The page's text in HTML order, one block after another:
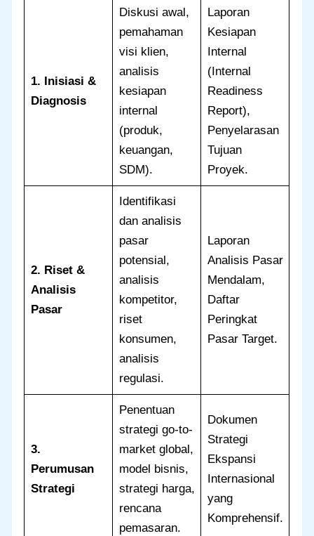
1. Inisiasi &
Diagnosis
Diskusi awal,
pemahaman
visi klien,
analisis
kesiapan
internal
(produk,
keuangan,
SDM).
Laporan
Kesiapan
Internal
(Internal
Readiness
Report),
Penyelarasan
Tujuan
Proyek.
2. Riset &
Analisis
Pasar
Identifikasi
dan analisis
pasar
potensial,
analisis
kompetitor,
riset
konsumen,
analisis
regulasi.
Laporan
Analisis Pasar
Mendalam,
Daftar
Peringkat
Pasar Target.
3.
Perumusan
Strategi
Penentuan
strategi go-to-
market global,
model bisnis,
strategi harga,
rencana
pemasaran.
Dokumen
Strategi
Ekspansi
Internasional
yang
Komprehensif.